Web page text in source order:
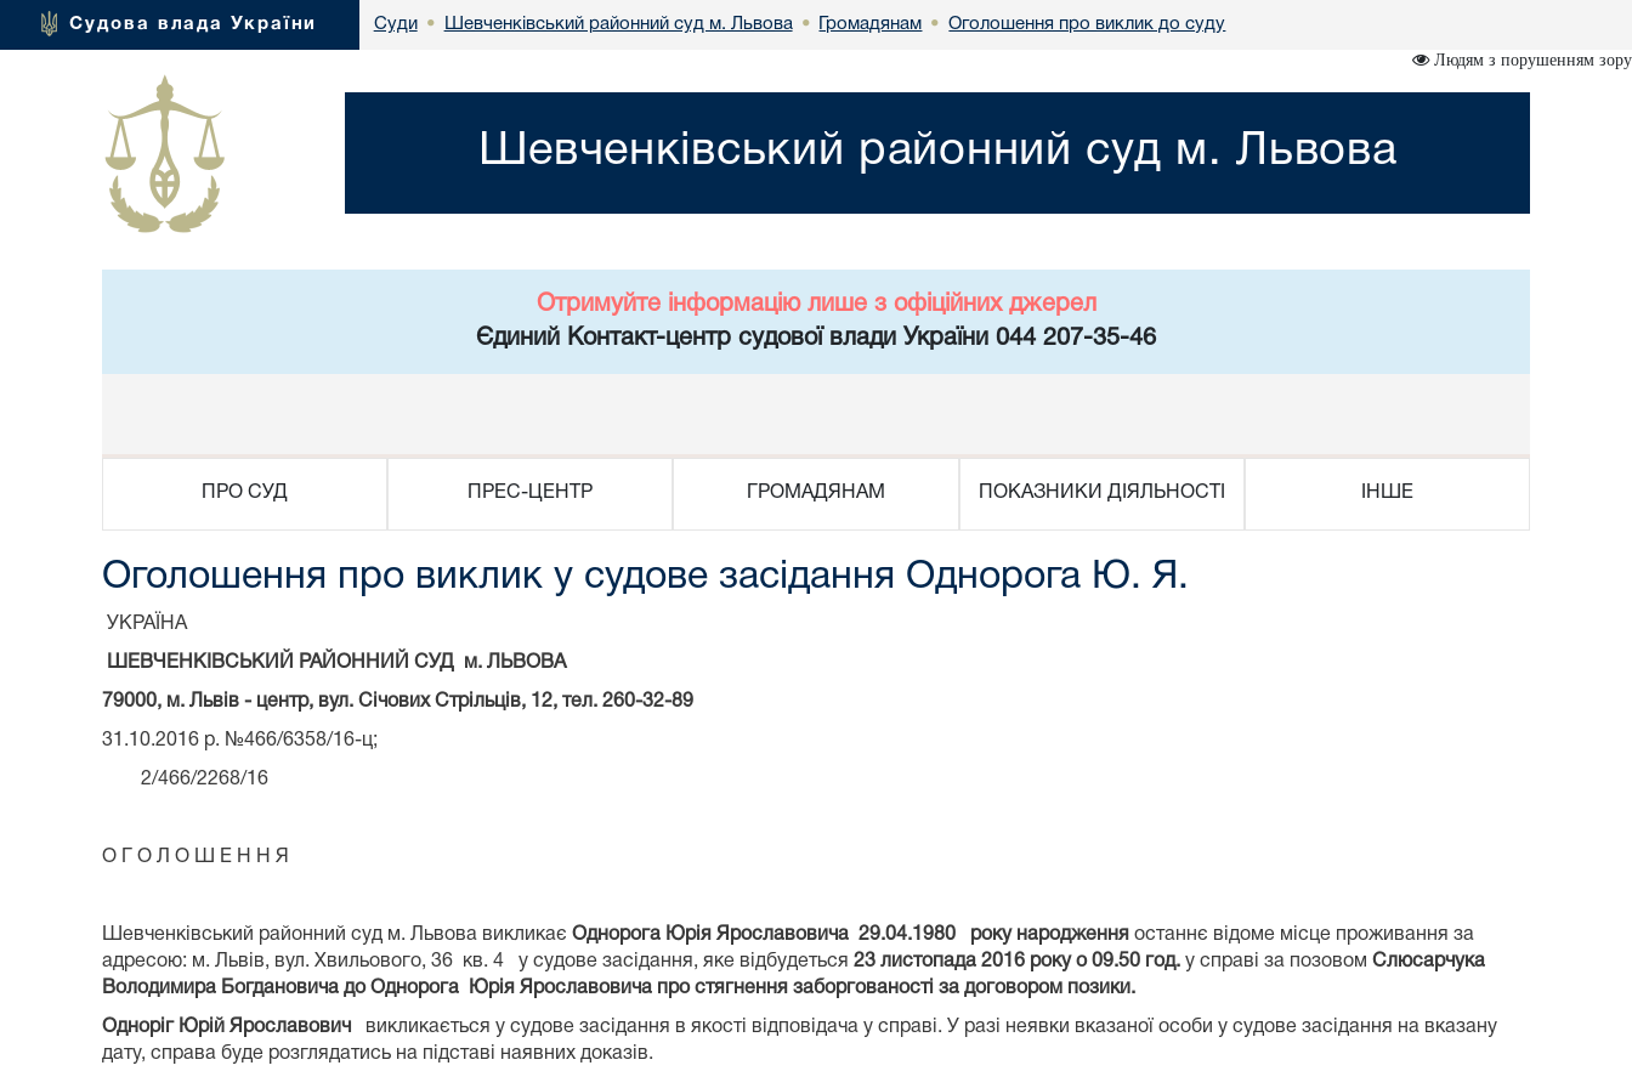
Судова влада України Суди • Шевченківський районний суд м. Львова • Громадянам • Оголошення про виклик до суду
Людям з порушенням зору
Шевченківський районний суд м. Львова
Отримуйте інформацію лише з офіційних джерел
Єдиний Контакт-центр судової влади України 044 207-35-46
ПРО СУД ПРЕС-ЦЕНТР ГРОМАДЯНАМ ПОКАЗНИКИ ДІЯЛЬНОСТІ ІНШЕ
Оголошення про виклик у судове засідання Однорога Ю. Я.
УКРАЇНА
ШЕВЧЕНКІВСЬКИЙ РАЙОННИЙ СУД м. ЛЬВОВА
79000, м. Львів - центр, вул. Січових Стрільців, 12, тел. 260-32-89
31.10.2016 р. №466/6358/16-ц;
2/466/2268/16
О Г О Л О Ш Е Н Н Я
Шевченківський районний суд м. Львова викликає Однорога Юрія Ярославовича 29.04.1980 року народження останнє відоме місце проживання за
адресою: м. Львів, вул. Хвильового, 36 кв. 4 у судове засідання, яке відбудеться 23 листопада 2016 року о 09.50 год. у справі за позовом Слюсарчука
Володимира Богдановича до Однорога Юрія Я рославовича про стягнення заборгованості за договором позики.
Одноріг Юрій Ярославович
викликається у судове засідання в якості відповідача у справі. У разі неявки вказаної особи у судове засідання на вказану
дату, справа буде розглядатись на підставі наявних доказів.